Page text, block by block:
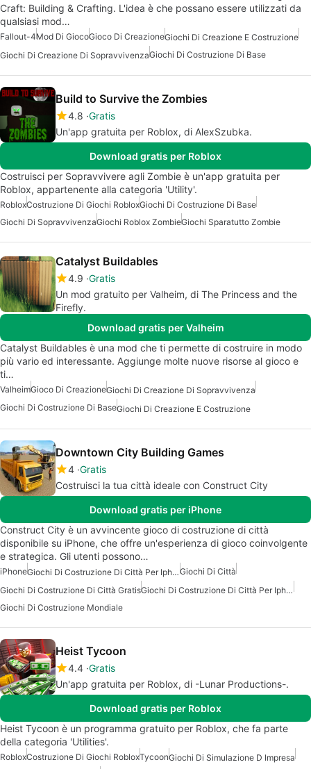
Craft: Building & Crafting. L'idea è che possano essere utilizzati da
qualsiasi mod…
Fallout-4Mod Di GiocoGioco Di CreazioneGiochi Di Creazione E Costruzione
Giochi Di Creazione Di SopravvivenzaGiochi Di Costruzione Di Base
Build to Survive the Zombies
4.8 Gratis
Un'app gratuita per Roblox, di AlexSzubka.
Download gratis per Roblox
Costruisci per Sopravvivere agli Zombie è un'app gratuita per
Roblox, appartenente alla categoria 'Utility'.
RobloxCostruzione Di Giochi RobloxGiochi Di Costruzione Di Base
Giochi Di SopravvivenzaGiochi Roblox ZombieGiochi Sparatutto Zombie
Catalyst Buildables
4.9 Gratis
Un mod gratuito per Valheim, di The Princess and the
Firefly.
Download gratis per Valheim
Catalyst Buildables è una mod che ti permette di costruire in modo
più vario ed interessante. Aggiunge molte nuove risorse al gioco e
ti…
ValheimGioco Di CreazioneGiochi Di Creazione Di Sopravvivenza
Giochi Di Costruzione Di BaseGiochi Di Creazione E Costruzione
Downtown City Building Games
4 Gratis
Costruisci la tua città ideale con Construct City
Download gratis per iPhone
Construct City è un avvincente gioco di costruzione di città
disponibile su iPhone, che offre un'esperienza di gioco coinvolgente
e strategica. Gli utenti possono…
iPhone Giochi Di Costruzione Di Città Per IphoneGiochi Di Città
Giochi Di Costruzione Di Città Gratis
Giochi Di Costruzione Di Città Per Iphone Gratuiti
Giochi Di Costruzione Mondiale
Heist Tycoon
4.4 Gratis
Un'app gratuita per Roblox, di -Lunar Productions-.
Download gratis per Roblox
Heist Tycoon è un programma gratuito per Roblox, che fa parte
della categoria 'Utilities'.
RobloxCostruzione Di Giochi RobloxTycoonGiochi Di Simulazione D Impresa